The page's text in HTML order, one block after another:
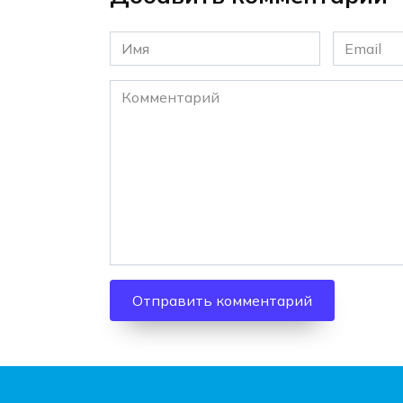
Имя
*
Email
*
Комментарий